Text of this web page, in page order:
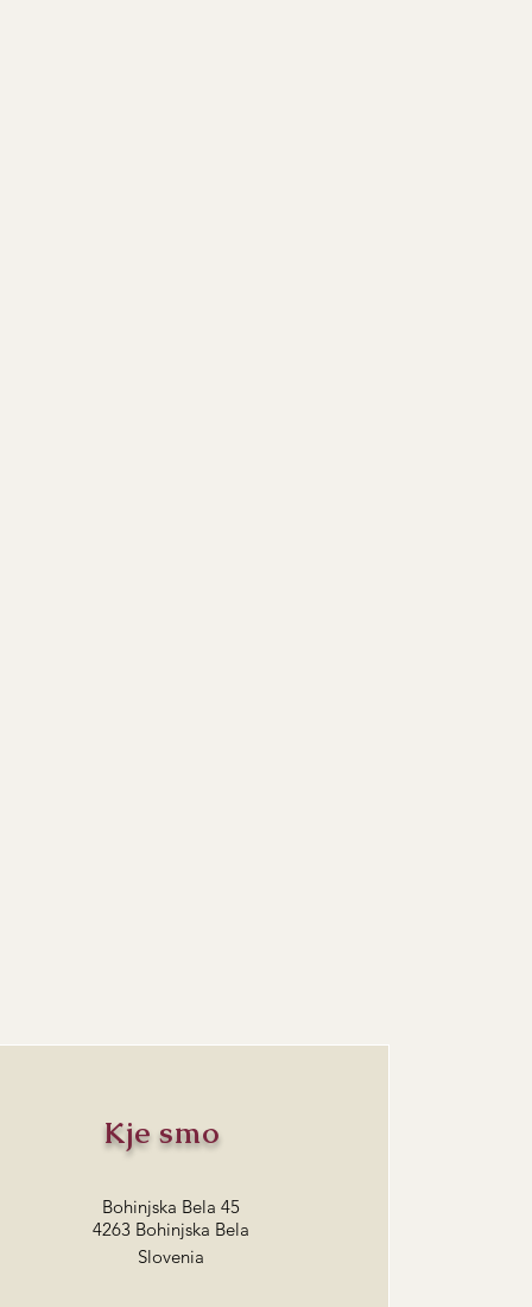
Kje smo
Bohinjska Bela 45
4263 Bohinjska Bela
Slovenia